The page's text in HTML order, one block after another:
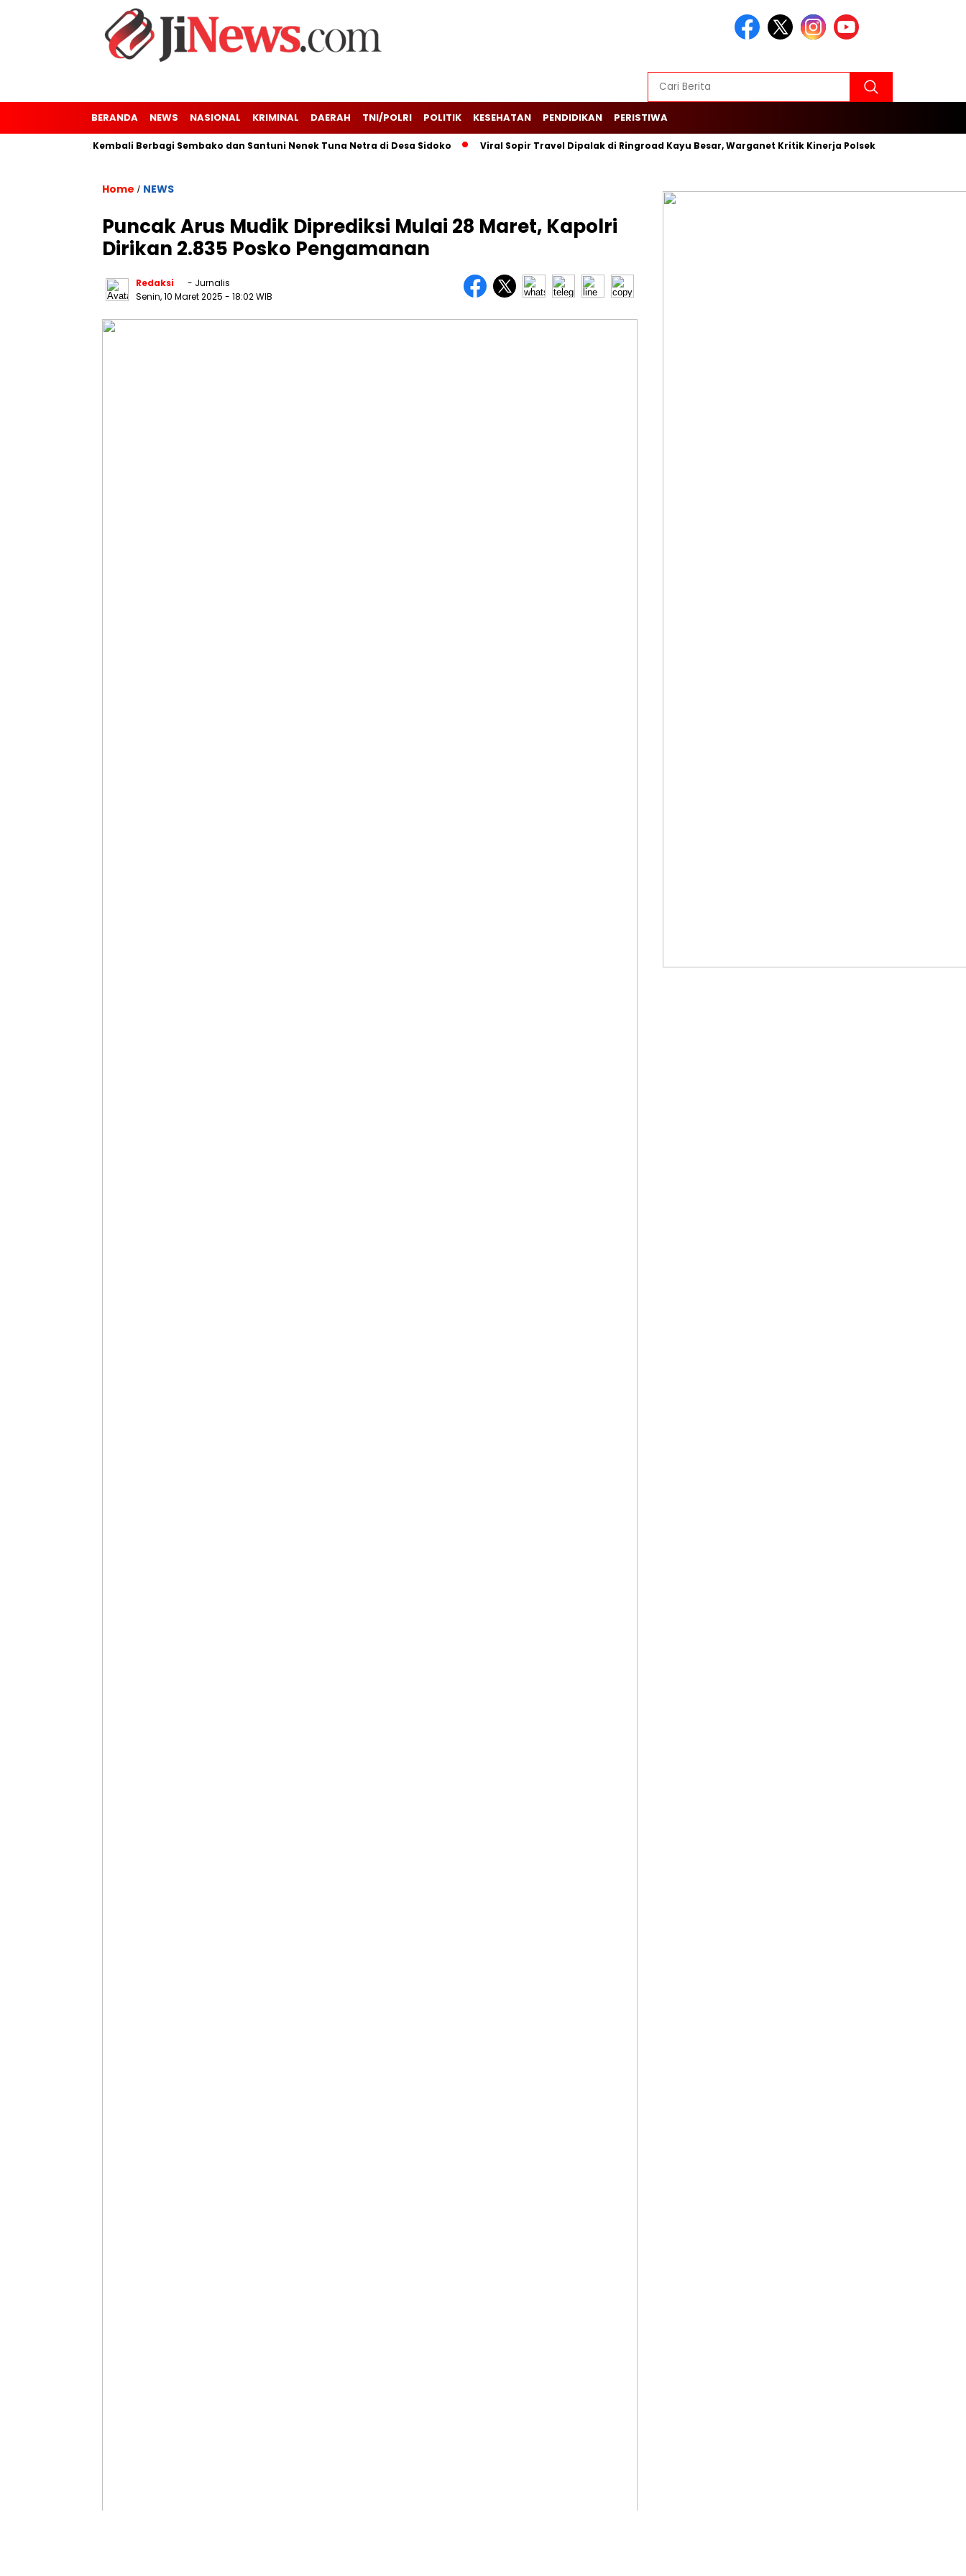
BERANDA NEWS NASIONAL KRIMINAL DAERAH TNI/POLRI POLITIK KESEHATAN PENDIDIKAN PERISTIWA
Kresek Kembali Berbagi Sembako dan Santuni Nenek Tuna Netra di Desa Sidoko Viral Sopir Travel Dipalak di Ringroad Kayu Besar, Warganet Kritik Kinerja Polsek Cengkareng
Home / NEWS
Puncak Arus Mudik Diprediksi Mulai 28 Maret, Kapolri
Dirikan 2.835 Posko Pengamanan
Redaksi
- Jurnalis
Senin, 10 Maret 2025 - 18:02 WIB